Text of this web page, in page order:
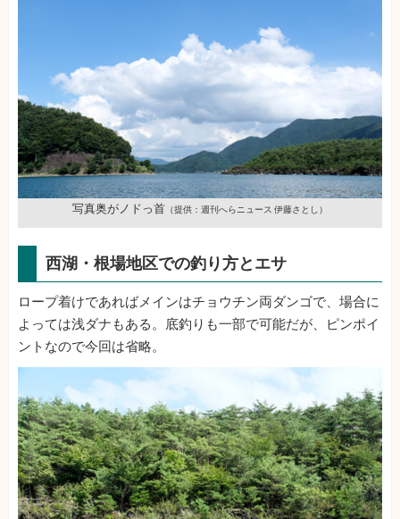
写真奥がノドっ首 （提供：週刊へらニュース 伊藤さとし）
西湖・根場地区での釣り方とエサ
ロープ着けであればメインはチョウチン両ダンゴで、場合に
よっては浅ダナもある。底釣りも一部で可能だが、ピンポイ
ントなので今回は省略。